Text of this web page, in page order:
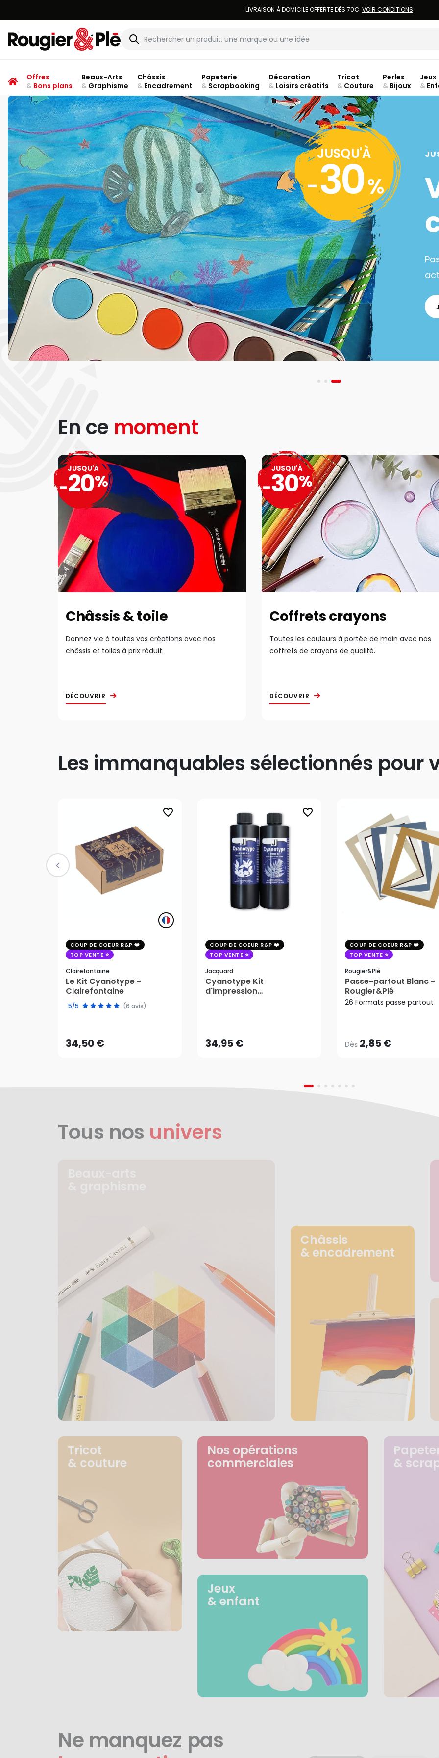
LIVRAISON À DOMICILE OFFERTE DÈS 70€. VOIR CONDITIONS
Rougier & Plé
Offres
&Bons plans
Beaux-Arts
&Graphisme
Châssis
&Encadrement
Papeterie
&Scrapbooking
Décoration
&Loisirs créatifs
Tricot
& Couture
Perles
& Bijoux
Jeux
&
JUSQU'À
-30%
En ce moment
Châssis & toile
Donnez vie à toutes vos créations avec nos
châssis et toiles à prix réduit.
DÉCOUVRIR
JUSQU'À
-20%
Coffrets crayons
Toutes les couleurs à portée de main avec nos
coffrets de crayons de qualité.
DÉCOUVRIR
JUSQU'À
-30%
Les immanquables sélectionnés pour
favorite_border
COUP DE COEUR R&P
TOP VENTE
Clairefontaine
Le Kit Cyanotype -
Clairefontaine
5/5 (6 avis)
34,50 €AJOUTER AU PANIER
favorite_border
COUP DE COEUR R&P
TOP VENTE
Jacquard
Cyanotype Kit
d'impression
34,95 €AJOUTER AU PANIER
COUP DE COEUR R&P
TOP VENTE
Rougier&plé
Passe-partout Blanc -
Rougier&Plé
26 Formats passe partout
Dès 2,85 €
2,85 €
Tous nos univers
Châssis
& encadrement
Tricot
& couture
Nos opérations
commerciales
Jeux
& enfant
&
Ne manquez pas